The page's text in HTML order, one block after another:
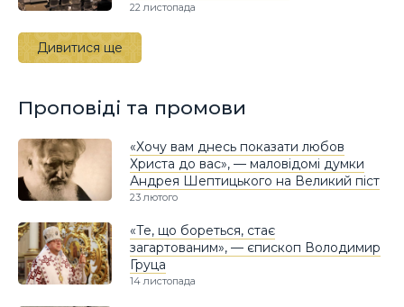
22 листопада
Дивитися ще
Проповіді та промови
«Хочу вам днесь показати любов
Христа до вас», — маловідомі думки
Андрея Шептицького на Великий піст
23 лютого
«Те, що бореться, стає
загартованим», — єпископ Володимир
Груца
14 листопада